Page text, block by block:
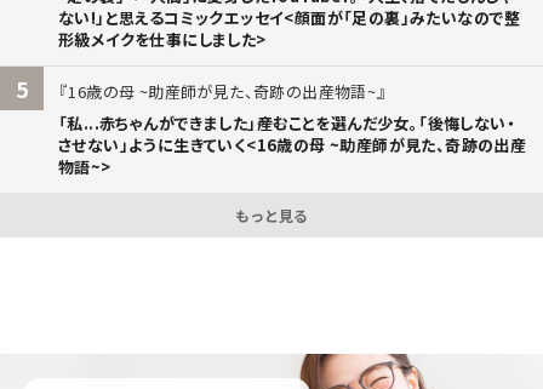
ない!」と思えるコミックエッセイ<顔面が「足の裏」みたいなので整
形級メイクを仕事にしました>
5
16歳の母 ~助産師が見た、奇跡の出産物語~
「私...赤ちゃんができました」――産むことを選んだ少女。「後悔しない・
させない」ように生きていく<16歳の母 ~助産師が見た、奇跡の出産
物語~>
もっと見る